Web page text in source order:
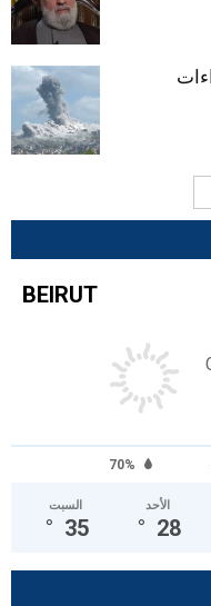
BEIRUT
70%
السبت
35
°
الأحد
28
°